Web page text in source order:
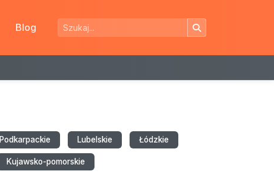
Blog
Podkarpackie Lubelskie Łódzkie
Kujawsko-pomorskie